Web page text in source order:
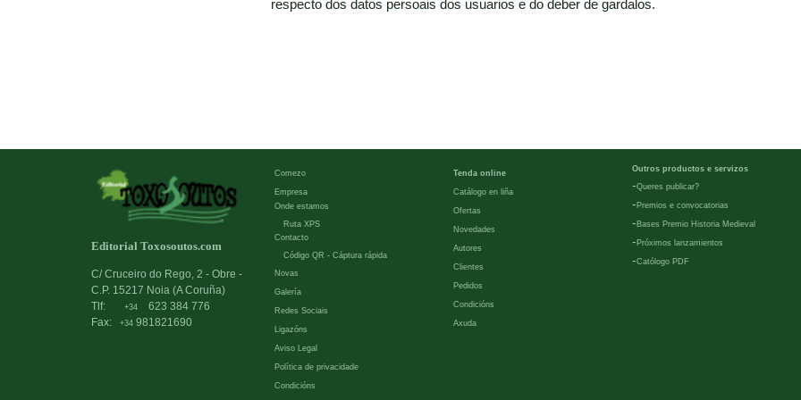
respecto dos datos persoais dos usuarios e do deber de gardalos.
Editorial Toxosoutos.com
C/ Cruceiro do Rego, 2 - Obre -
C.P. 15217 Noia (A Coruña)
Tlf:
+34
623 384 776
Fax:
+34 981821690
Comezo
Empresa
Onde estamos
Ruta XPS
Contacto
Código QR - Cáptura rápida
Novas
Galería
Redes Sociais
Ligazóns
Aviso Legal
Política de privacidade
Condicións
Tenda online
Catálogo en liña
Ofertas
Novedades
Autores
Clientes
Pedidos
Condicións
Axuda
Outros productos e servizos
-Queres publicar?
- Premios e convocatorias
- Bases Premio Historia Medieval
- Próximos lanzamientos
-Católogo PDF